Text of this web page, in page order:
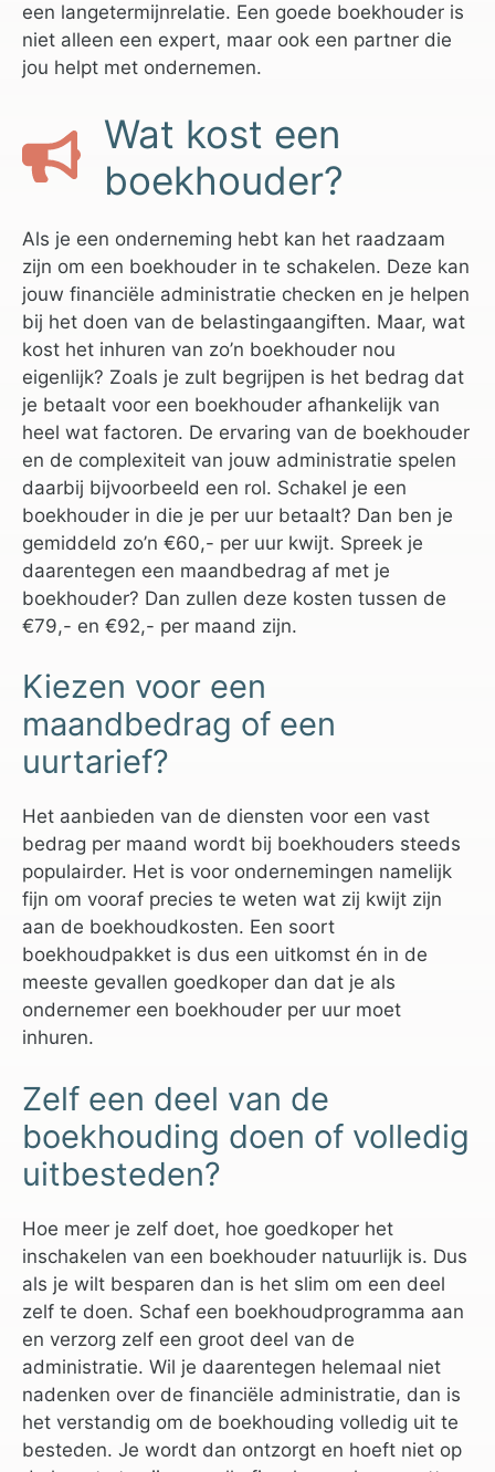
een langetermijnrelatie. Een goede boekhouder is
niet alleen een expert, maar ook een partner die
jou helpt met ondernemen.
Wat kost een
boekhouder?
Als je een onderneming hebt kan het raadzaam
zijn om een boekhouder in te schakelen. Deze kan
jouw financiële administratie checken en je helpen
bij het doen van de belastingaangiften. Maar, wat
kost het inhuren van zo’n boekhouder nou
eigenlijk? Zoals je zult begrijpen is het bedrag dat
je betaalt voor een boekhouder afhankelijk van
heel wat factoren. De ervaring van de boekhouder
en de complexiteit van jouw administratie spelen
daarbij bijvoorbeeld een rol. Schakel je een
boekhouder in die je per uur betaalt? Dan ben je
gemiddeld zo’n €60,- per uur kwijt. Spreek je
daarentegen een maandbedrag af met je
boekhouder? Dan zullen deze kosten tussen de
€79,- en €92,- per maand zijn.
Kiezen voor een
maandbedrag of een
uurtarief?
Het aanbieden van de diensten voor een vast
bedrag per maand wordt bij boekhouders steeds
populairder. Het is voor ondernemingen namelijk
fijn om vooraf precies te weten wat zij kwijt zijn
aan de boekhoudkosten. Een soort
boekhoudpakket is dus een uitkomst én in de
meeste gevallen goedkoper dan dat je als
ondernemer een boekhouder per uur moet
inhuren.
Zelf een deel van de
boekhouding doen of volledig
uitbesteden?
Hoe meer je zelf doet, hoe goedkoper het
inschakelen van een boekhouder natuurlijk is. Dus
als je wilt besparen dan is het slim om een deel
zelf te doen. Schaf een boekhoudprogramma aan
en verzorg zelf een groot deel van de
administratie. Wil je daarentegen helemaal niet
nadenken over de financiële administratie, dan is
het verstandig om de boekhouding volledig uit te
besteden. Je wordt dan ontzorgt en hoeft niet op